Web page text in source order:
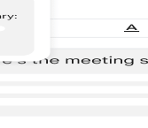
faites des
informations